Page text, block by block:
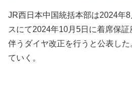
JR西日本中国統括本部は2024年
スにて2024年10月5日に着席保
伴うダイヤ改正を行うと公表し
ていく。